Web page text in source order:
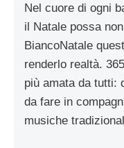
Nel cuore di ogni
il Natale possa
BiancoNatale
renderlo realtà.
più amata da tutti:
da fare in
musiche